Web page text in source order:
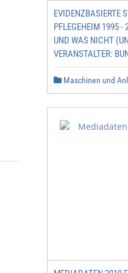
EVIDENZBASIERTE
PFLEGEHEIM 1995 -
UND WAS NICHT
VERANSTALTER:
Maschinen und